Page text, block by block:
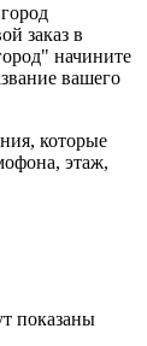
заказ в
начините
вашего
которые
этаж,
показаны